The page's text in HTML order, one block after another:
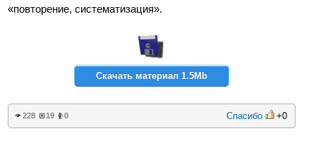
«повторение, систематизация».
Скачать материал 1.5Mb
228 19 0 Спасибо +0